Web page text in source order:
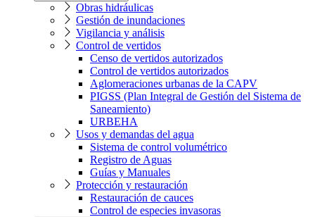
Obras hidráulicas
Gestión de inundaciones
Vigilancia y análisis
Control de vertidos
Censo de vertidos autorizados
Control de vertidos autorizados
Aglomeraciones urbanas de la CAPV
PIGSS (Plan Integral de Gestión del Sistema de
Saneamiento)
URBEHA
Usos y demandas del agua
Sistema de control volumétrico
Registro de Aguas
Guías y Manuales
Protección y restauración
Restauración de cauces
Control de especies invasoras